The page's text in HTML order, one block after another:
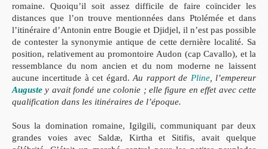
romaine. Quoiqu’il soit assez difficile de faire coïncider les
distances que l’on trouve mentionnées dans Ptolémée et dans
l’itinéraire d’Antonin entreBougie et Djidjel, il n’est pas possible
de contester la synonymie antique de cette dernière localité. Sa
position, relativement au promontoire Audon (cap Cavallo), et la
ressemblance du nom ancien et du nom moderne ne laissent
aucune incertitude à cet égard. Au rapport de Pline, l’empereur
Auguste y avait fondé une colonie ; elle figure en effet avec cette
qualification dans les itinéraires de l’époque.
Sous la domination romaine, Igilgili, communiquant par deux
grandes voies avec
Saldæ, Kirtha et Sitifis, avait quelque